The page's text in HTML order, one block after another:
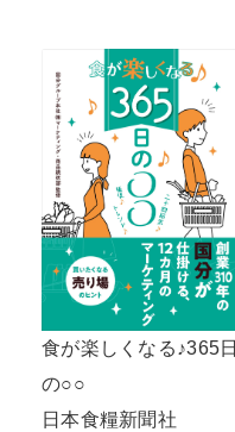
食が楽しくなる♪365日
の○○
日本食糧新聞社